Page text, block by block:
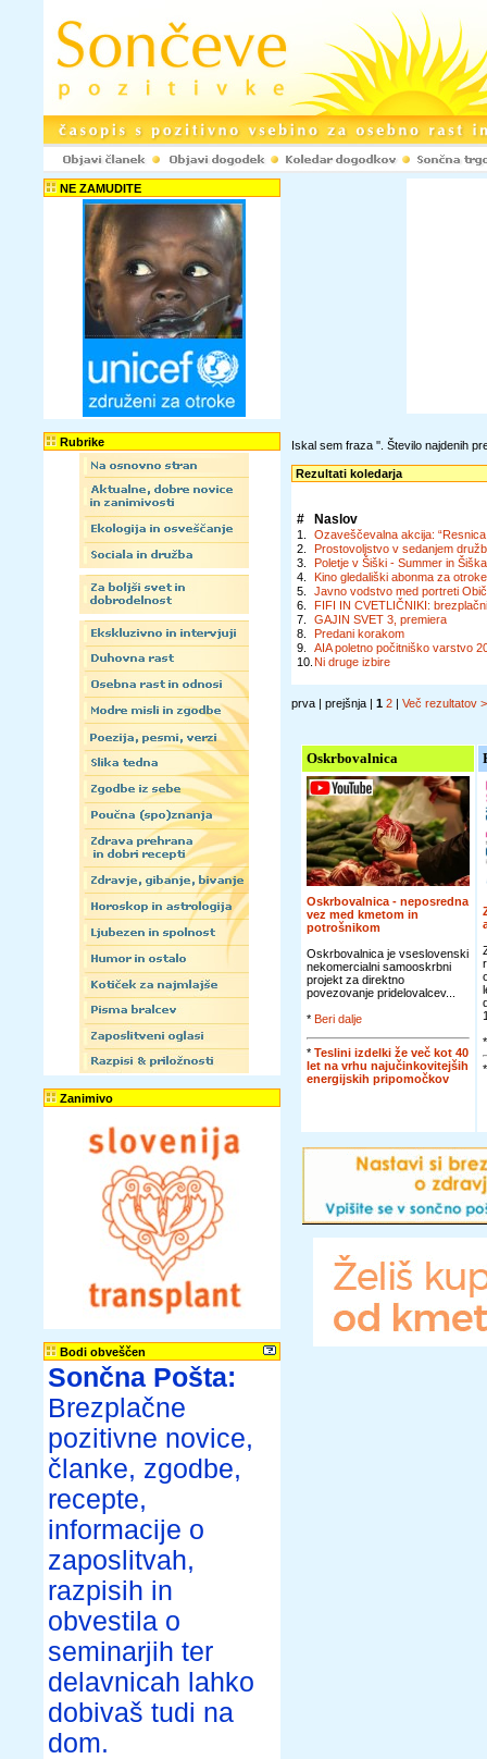
NE ZAMUDITE
Rubrike
Zanimivo
Bodi obveščen
Sončna Pošta:
Brezplačne
pozitivne novice,
članke, zgodbe,
recepte,
informacije o
zaposlitvah,
razpisih in
obvestila o
seminarjih ter
delavnicah lahko
dobivaš tudi na
dom.
Iskal sem fraza ''. Število najdenih
Rezultati koledarja
# Naslov
1.
Ozaveščevalna akcija:
2.
Prostovoljstvo v sedanjem
3.
Poletje v Šiški - Summer in
4.
Kino gledališki abonma za
5.
Javno vodstvo med portreti
6.
FIFI IN CVETLIČNIKI:
7.
GAJIN SVET 3, premiera
8.
Predani korakom
9.
AIA poletno počitniško varstvo
10. Ni druge izbire
prva | prejšnja | 1 2 | Več rezultatov
Oskrbovalnica
Oskrbovalnica - neposredna
vez med kmetom in
potrošnikom
Oskrbovalnica je vseslovenski
nekomercialni samooskrbni
projekt za direktno
povezovanje pridelovalcev...
* Beri dalje
* Teslini izdelki že več kot 40
let na vrhu najučinkovitejših
energijskih pripomočkov